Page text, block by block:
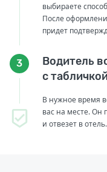
выбираете
После
придет
3
Водитель
с
В нужное время
вас на месте. Он
и отвезет в отель.